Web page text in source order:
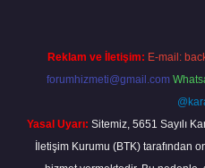
Reklam ve İletişim: E-mail:
forumhizmeti@gmail.com
Yasal Uyarı: Sitemiz, 5651 Sayılı
İletişim Kurumu (BTK) tarafından